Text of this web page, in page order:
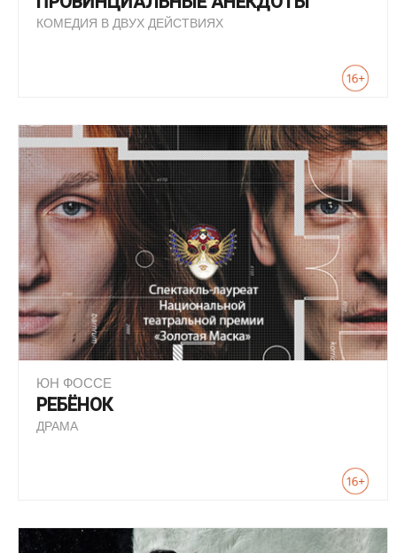
КОМЕДИЯ В ДВУХ ДЕЙСТВИЯХ
ЮН ФОССЕ
РЕБЁНОК
ДРАМА